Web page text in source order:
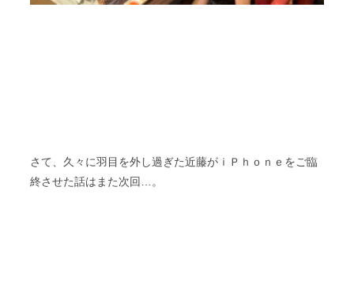
さて、久々に羽目を外し過ぎた近藤がｉＰｈｏｎｅをご臨
終させた話はまた次回…。